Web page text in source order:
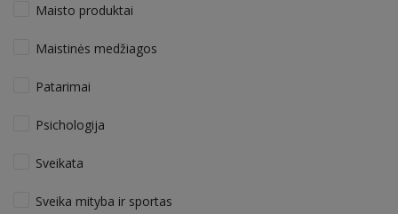
Maisto produktai
Maistinės medžiagos
Patarimai
Psichologija
Sveikata
Sveika mityba ir sportas